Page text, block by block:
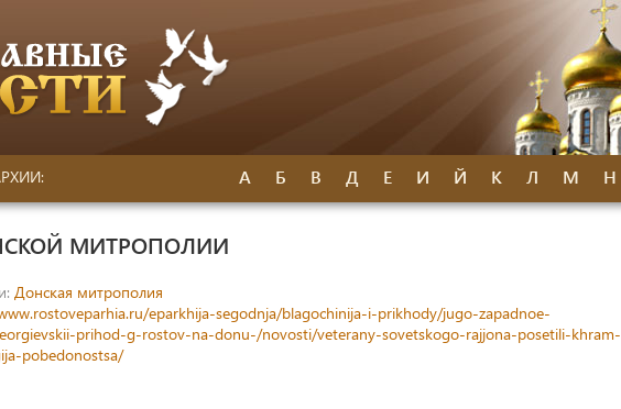
А Б В Д Е И Й К Л М Н
МИТРОПОЛИИ
Донская митрополия
eparkhija-segodnja/blagochinija-i-prikhody/jugo-zapadnoe-
prihod-g-rostov-na-donu-/novosti/veterany-sovetskogo-rajjona-posetili-khram-
pobedonostsa/